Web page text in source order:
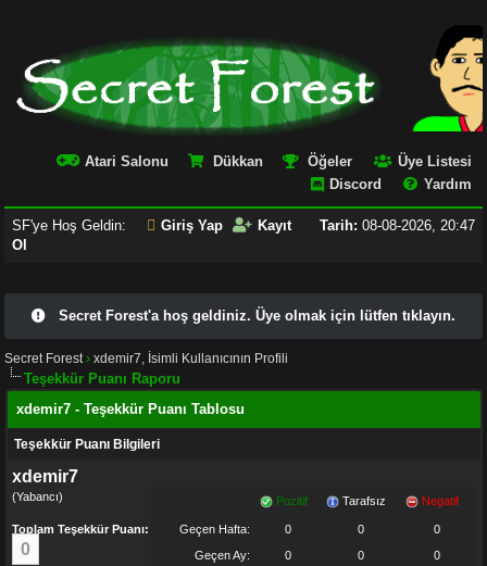
Atari Salonu Dükkan Öğeler
Üye Listesi
Discord
Yardım
Tarih: 08-08-2026, 20:47
SF'ye Hoş Geldin: Giriş Yap
Kayıt
Ol
Secret Forest'a hoş geldiniz. Üye olmak için lütfen tıklayın.
Secret Forest›xdemir7, İsimli Kullanıcının Profili
Teşekkür Puanı Raporu
xdemir7 - Teşekkür Puanı Tablosu
Teşekkür Puanı Bilgileri
xdemir7
(Yabancı)
Toplam Teşekkür Puanı:
0
Pozitif Tarafsız Negatif
Geçen Hafta: 0 0
0
Geçen Ay:
0 0
0